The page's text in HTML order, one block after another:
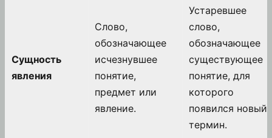
Сущность
явления
Слово,
обозначающее
исчезнувшее
понятие,
предмет или
явление.
Устаревшее
слово,
обозначающее
существующее
понятие, для
которого
появился новый
термин.